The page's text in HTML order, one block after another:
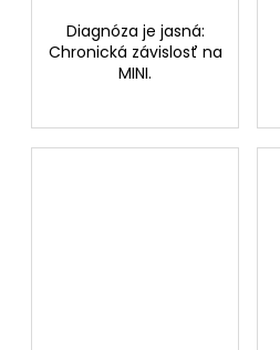
Diagnóza je jasná:
Chronická závislosť na
MINI.